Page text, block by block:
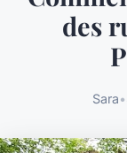
des
Sara•